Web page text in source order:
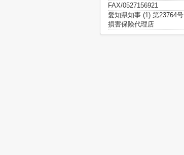
FAX/0527156921
愛知県知事 (1) 第23764号
損害保険代理店